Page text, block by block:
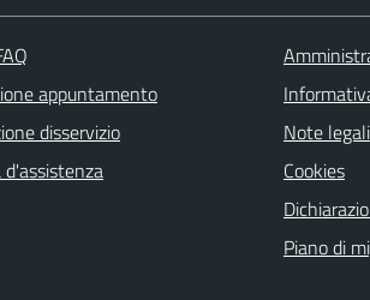
appuntamento
disservizio
d'assistenza
Note legali
Cookies
Piano di